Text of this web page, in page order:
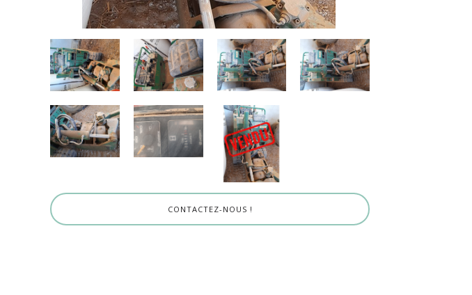
CONTACTEZ-NOUS !